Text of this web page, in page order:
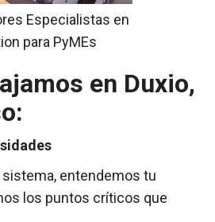
Especialistas en
para PyMEs
en Duxio,
entendemos tu
los puntos críticos que